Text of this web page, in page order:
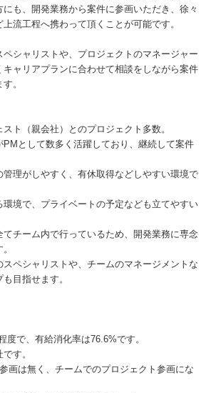
も、開発業務から案件に参画いただき、徐々
流工程へ携わって頂くことが可能です。
ペシャリストや、プロジェクトのマネージャー
キャリアプランに合わせて相談をしながら案件
。
スト（親会社）とのプロジェクト多数。
として数多く活躍しており、継続して案件
管理がしやすく、有休取得などしやすい環境で
境で、プライベートの予定なども立てやすい
てチーム内で行っているため、開発業務に専念
ペシャリストや、チームのマネージメントな
目指せます。
度で、有給消化率は76.6%です。
す。
画は無く、チームでのプロジェクト参画にな